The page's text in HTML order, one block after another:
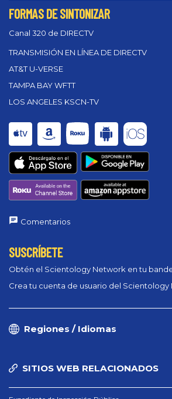
FORMAS DE SINTONIZAR
Canal 320 de DIRECTV
TRANSMISIÓN EN LÍNEA DE DIRECTV
AT&T U-VERSE
TAMPA BAY WFTT
LOS ANGELES KSCN-TV
Comentarios
SUSCRÍBETE
Obtén el Scientology Network en tu
Crea tu cuenta de usuario del Scientology
Regiones / Idiomas
SITIOS WEB RELACIONADOS